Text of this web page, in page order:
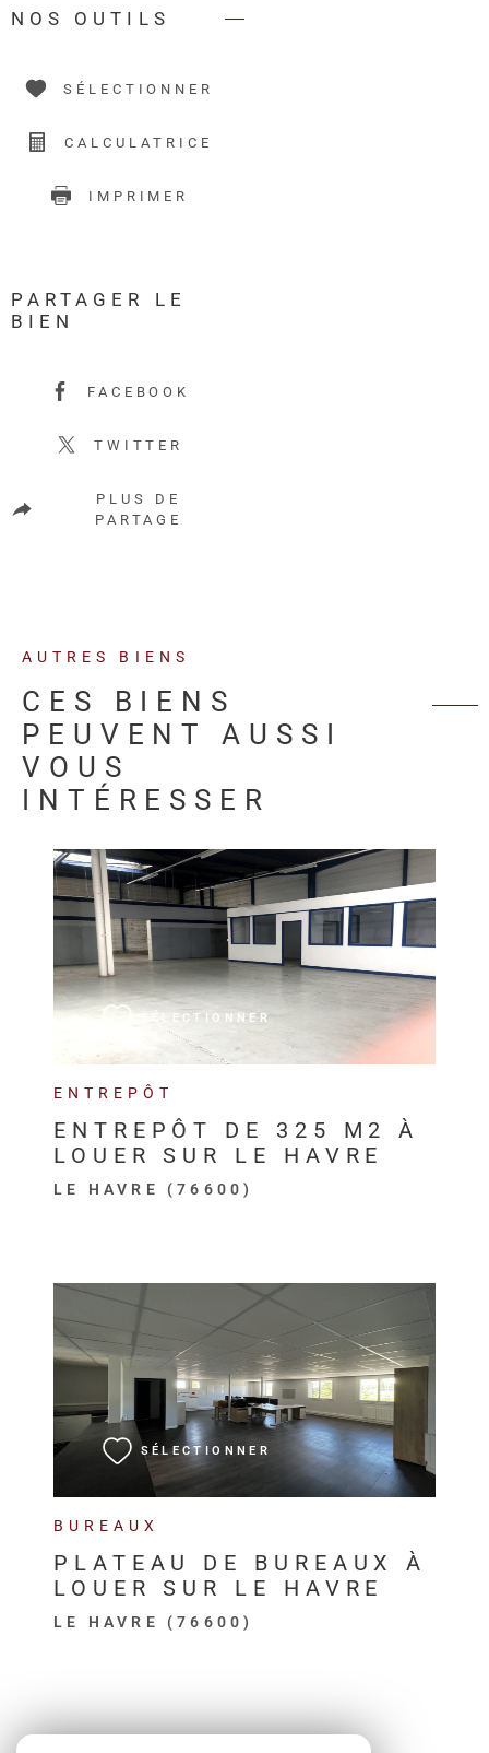
NOS OUTILS
SÉLECTIONNER
CALCULATRICE
IMPRIMER
PARTAGER LE
BIEN
FACEBOOK
TWITTER
PLUS DE
PARTAGE
AUTRES BIENS
CES BIENS
PEUVENT AUSSI
VOUS
INTÉRESSER
ENTREPÔT
ENTREPÔT DE 325 M2 À
LOUER SUR LE HAVRE
LE HAVRE (76600)
SÉLECTIONNER
VOIR LE BIEN
BUREAUX
PLATEAU DE BUREAUX À
LOUER SUR LE HAVRE
LE HAVRE (76600)
SÉLECTIONNER
VOIR LE BIEN